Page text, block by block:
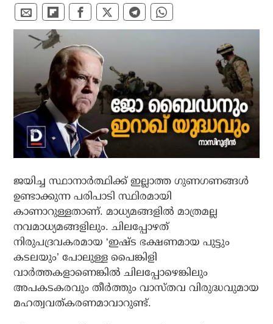
ജയിച്ച സ്ഥാനാര്‍ത്ഥിക്ക് ഇല്ലാത്ത ഗുണഗണങ്ങള്‍
ഉണ്ടാക്കുന്ന പരിപാടി സ്ഥിരമായി
കാണാറുള്ളതാണ്. മാധ്യമങ്ങളില്‍ മാത്രമല്ല
നവമാധ്യമങ്ങളിലും. ചിലപ്പോഴത്
നിരുപദ്രവകരമായ ‘ഇഷ്ട ഭക്ഷണമായ പുട്ടും
കടലയും’ പോലുള്ള പൈങ്കിളി
വാര്‍ത്തകളാണെങ്കില്‍ ചിലപ്പോഴെങ്കിലും
അപകടകരവും തീര്‍ത്തും വാസ്തവ വിരുദ്ധവുമായ
മഹത്വവത്കരണമാവാറുണ്ട്.